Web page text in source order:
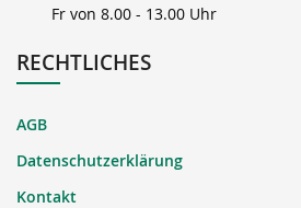
Fr von 8.00 - 13.00 Uhr
RECHTLICHES
AGB
Datenschutzerklärung
Kontakt